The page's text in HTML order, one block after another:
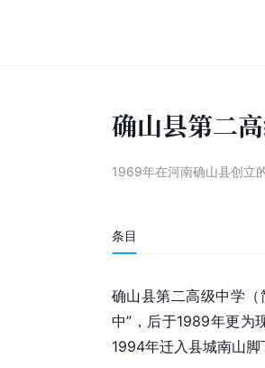
确山县第二
1969年在河南确山县创立
条目
确山县第二高级中学
中”，后于1989年更为
1994年迁入县城南山